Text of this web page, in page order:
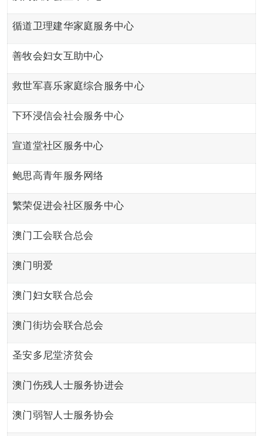
循道卫理建华家庭服务中心
善牧会妇女互助中心
救世军喜乐家庭综合服务中心
下环浸信会社会服务中心
宣道堂社区服务中心
鲍思高青年服务网络
繁荣促进会社区服务中心
澳门工会联合总会
澳门明爱
澳门妇女联合总会
澳门街坊会联合总会
圣安多尼堂济贫会
澳门伤残人士服务协进会
澳门弱智人士服务协会